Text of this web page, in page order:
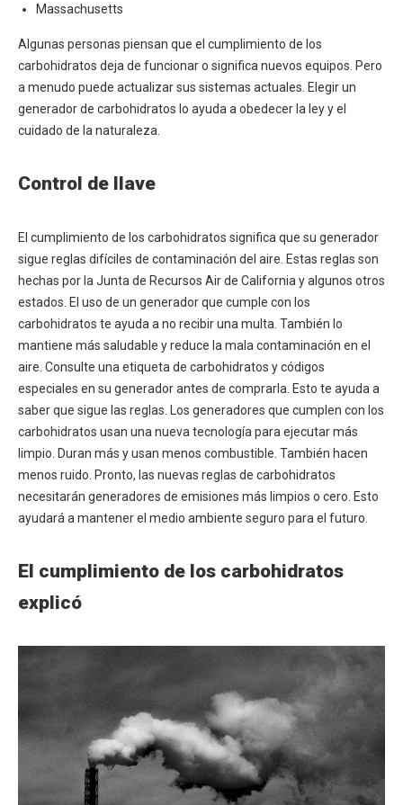
Massachusetts
Algunas personas piensan que el cumplimiento de los
carbohidratos deja de funcionar o significa nuevos equipos. Pero
a menudo puede actualizar sus sistemas actuales. Elegir un
generador de carbohidratos lo ayuda a obedecer la ley y el
cuidado de la naturaleza.
Control de llave
El cumplimiento de los carbohidratos significa que su generador
sigue reglas difíciles de contaminación del aire. Estas reglas son
hechas por la Junta de Recursos Air de California y algunos otros
estados. El uso de un generador que cumple con los
carbohidratos te ayuda a no recibir una multa. También lo
mantiene más saludable y reduce la mala contaminación en el
aire. Consulte una etiqueta de carbohidratos y códigos
especiales en su generador antes de comprarla. Esto te ayuda a
saber que sigue las reglas. Los generadores que cumplen con los
carbohidratos usan una nueva tecnología para ejecutar más
limpio. Duran más y usan menos combustible. También hacen
menos ruido. Pronto, las nuevas reglas de carbohidratos
necesitarán generadores de emisiones más limpios o cero. Esto
ayudará a mantener el medio ambiente seguro para el futuro.
El cumplimiento de los carbohidratos
explicó